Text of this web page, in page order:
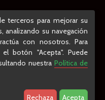
terceros para mejorar su
analizando su navegación
con nosotros. Para
botón "Acepta". Puede
nuestra Política de
Rechaza Acepta